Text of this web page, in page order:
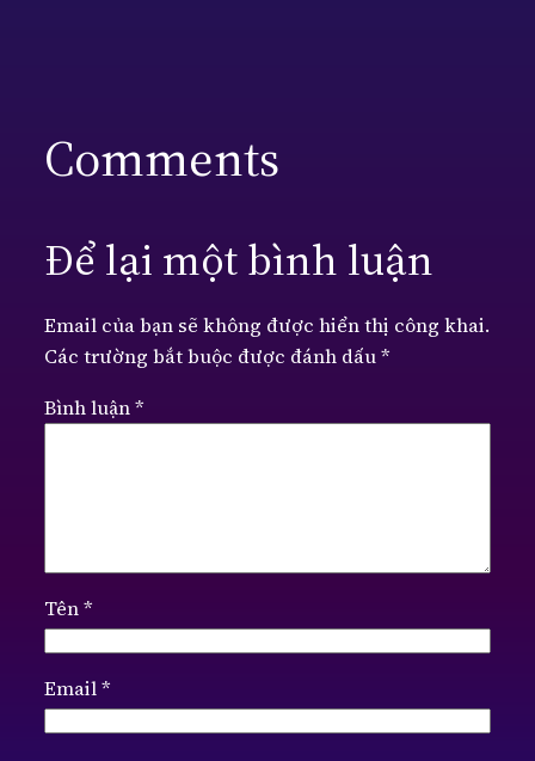
Comments
Để lại một bình luận
Email của bạn sẽ không được hiển thị công khai.
Các trường bắt buộc được đánh dấu*
Bình luận*
Tên*
Email*